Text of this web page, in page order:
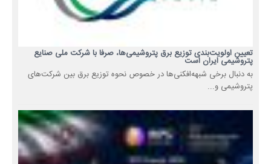
تعیین اولویت‌بندی توزیع برق پتروشیمی‌ها، صرفا با شرکت ملی صنایع
پتروشیمی ایران است
به دنبال برخی شبهه‌افکنی‌ها در خصوص نحوه توزیع برق بین شرکت‌های
پتروشیمی و...